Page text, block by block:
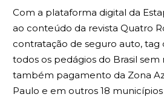
Com a plataforma digital da
ao conteúdo da revista Quatro
contratação de seguro auto,
todos os pedágios do Brasil sem
também pagamento da Zona
Paulo e em outros 18